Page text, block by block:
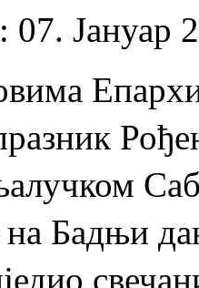
07. Јануар
Бадњи